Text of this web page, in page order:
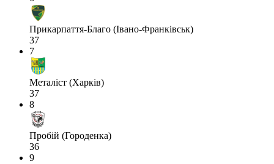
Прикарпаття-Благо (Івано-Франківськ)
37
7
Металіст (Харків)
37
8
Пробій (Городенка)
36
9